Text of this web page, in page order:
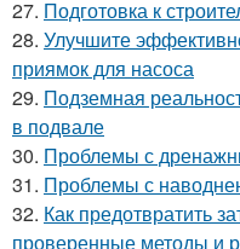
27. Подготовка к
28. Улучшите
приямок для насоса
29. Подземная
в подвале
30. Проблемы с
31. Проблемы с
32. Как предотвратить
проверенные методы и